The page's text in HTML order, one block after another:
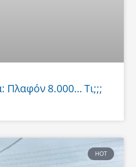
Πλαφόν 8.000… Τι;;;
HOT